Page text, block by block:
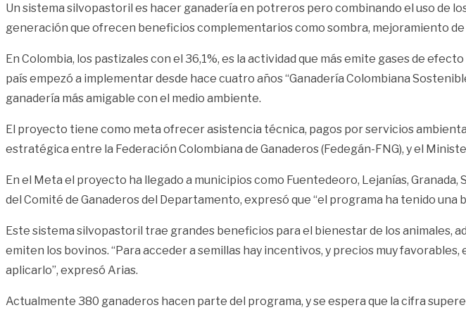
Un sistema silvopastoril es hacer ganadería en potreros pero combinando el uso de
generación que ofrecen beneficios complementarios como sombra, mejoramiento
En Colombia, los pastizales con el 36,1%, es la actividad que más emite gases de
país empezó a implementar desde hace cuatro años “Ganadería Colombiana
ganadería más amigable con el medio ambiente.
El proyecto tiene como meta ofrecer asistencia técnica, pagos por servicios
estratégica entre la Federación Colombiana de Ganaderos (Fedegán-FNG), y el
En el Meta el proyecto ha llegado a municipios como Fuentedeoro, Lejanías,
del Comité de Ganaderos del Departamento, expresó que “el programa ha tenido
Este sistema silvopastoril trae grandes beneficios para el bienestar de los animales,
emiten los bovinos. “Para acceder a semillas hay incentivos, y precios muy
aplicarlo”, expresó Arias.
Actualmente 380 ganaderos hacen parte del programa, y se espera que la cifra